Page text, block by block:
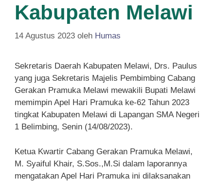
Kabupaten Melawi
14 Agustus 2023 oleh Humas
Sekretaris Daerah Kabupaten Melawi, Drs. Paulus
yang juga Sekretaris Majelis Pembimbing Cabang
Gerakan Pramuka Melawi mewakili Bupati Melawi
memimpin Apel Hari Pramuka ke-62 Tahun 2023
tingkat Kabupaten Melawi di Lapangan SMA Negeri
1 Belimbing, Senin (14/08/2023).
Ketua Kwartir Cabang Gerakan Pramuka Melawi,
M. Syaiful Khair, S.Sos.,M.Si dalam laporannya
mengatakan Apel Hari Pramuka ini dilaksanakan